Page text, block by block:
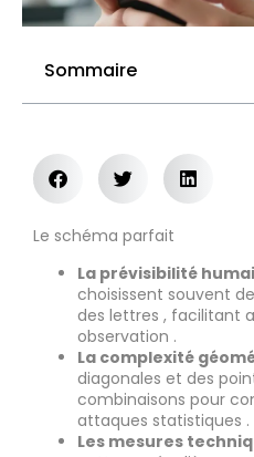
Sommaire
Le schéma parfait
La prévisibilité
choisissent souvent
des lettres , facilitant
observation .
La complexité
diagonales et des
combinaisons pour
attaques statistiques .
Les mesures